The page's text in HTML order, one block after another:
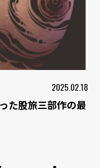
2025.02.18
た股旅三部作の最